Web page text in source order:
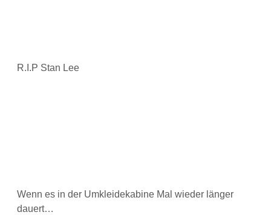
R.I.P Stan Lee
Wenn es in der Umkleidekabine Mal wieder länger
dauert…